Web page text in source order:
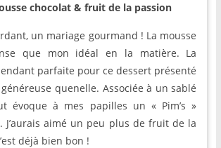
chocolat & fruit de la passion
un mariage gourmand ! La mousse
que mon idéal en la matière. La
parfaite pour ce dessert présenté
quenelle. Associée à un sablé
évoque à mes papilles un « Pim’s »
J’aurais aimé un peu plus de fruit de la
déjà bien bon !